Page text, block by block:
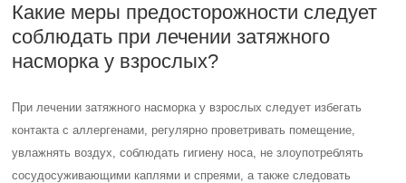
Какие меры предосторожности следует
соблюдать при лечении затяжного
насморка у взрослых?
При лечении затяжного насморка у взрослых следует избегать
контакта с аллергенами, регулярно проветривать помещение,
увлажнять воздух, соблюдать гигиену носа, не злоупотреблять
сосудосуживающими каплями и спреями, а также следовать